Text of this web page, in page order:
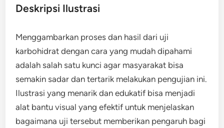
Deskripsi Ilustrasi
Menggambarkan proses dan hasil dari uji
karbohidrat dengan cara yang mudah dipahami
adalah salah satu kunci agar masyarakat bisa
semakin sadar dan tertarik melakukan pengujian ini.
Ilustrasi yang menarik dan edukatif bisa menjadi
alat bantu visual yang efektif untuk menjelaskan
bagaimana uji tersebut memberikan pengaruh bagi